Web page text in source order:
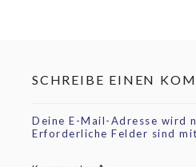
SCHREIBE EINEN
Deine E-Mail-Adresse wird
Erforderliche Felder sind mit